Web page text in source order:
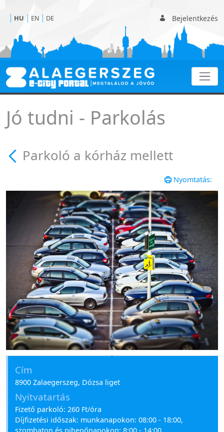
Bejelentkezés
HU EN DE
Parkoló a kórház mellett
Jó tudni - Parkolás
Parkoló a kórház mellett
Nyomtatás:
Parkoló a kórház mellett
Cím
8900 Zalaegerszeg, Dózsa liget
Nyitvatartás
Fizető parkoló: 260 Ft/óra
Díjfizetési időszak: munkanapokon: 08:00 - 18:00,